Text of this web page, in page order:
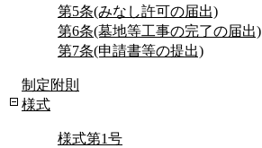
第5条(みなし許可の届出)
第6条(墓地等工事の完了の届出)
第7条(申請書等の提出)
制定附則
様式
様式第1号